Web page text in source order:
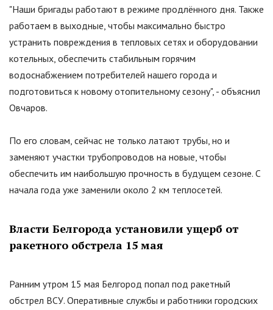
"Наши бригады работают в режиме продлённого дня. Также
работаем в выходные, чтобы максимально быстро
устранить повреждения в тепловых сетях и оборудовании
котельных, обеспечить стабильным горячим
водоснабжением потребителей нашего города и
подготовиться к новому отопительному сезону", - объяснил
Овчаров.
По его словам, сейчас не только латают трубы, но и
заменяют участки трубопроводов на новые, чтобы
обеспечить им наибольшую прочность в будущем сезоне. С
начала года уже заменили около 2 км теплосетей.
Власти Белгорода установили ущерб от
ракетного обстрела 15 мая
Ранним утром 15 мая Белгород попал под ракетный
обстрел ВСУ. Оперативные службы и работники городских